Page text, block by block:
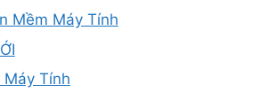
Mềm Máy Tính
Máy Tính